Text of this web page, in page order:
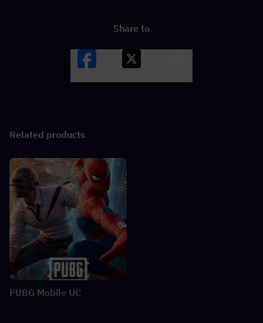
Share to
Related products
PUBG Mobile UC